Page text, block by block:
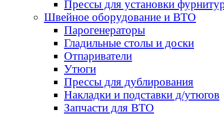
Прессы для установки
Швейное оборудование и ВТО
Парогенераторы
Гладильные столы и доски
Отпариватели
Утюги
Прессы для дублирования
Накладки и подставки д/утюгов
Запчасти для ВТО